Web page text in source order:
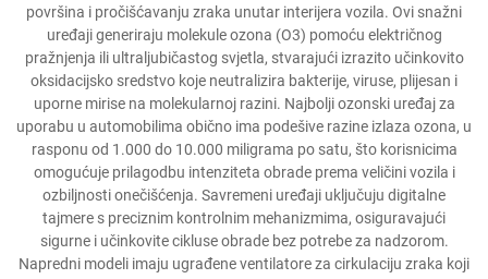
Slučajevi
Kontaktirajte Nas
površina i pročišćavanju zraka unutar interijera vozila. Ovi snažni
uređaji generiraju molekule ozona (O3) pomoću električnog
pražnjenja ili ultraljubičastog svjetla, stvarajući izrazito učinkovito
oksidacijsko sredstvo koje neutralizira bakterije, viruse, plijesan i
uporne mirise na molekularnoj razini. Najbolji ozonski uređaj za
uporabu u automobilima obično ima podešive razine izlaza ozona, u
rasponu od 1.000 do 10.000 miligrama po satu, što korisnicima
omogućuje prilagodbu intenziteta obrade prema veličini vozila i
ozbiljnosti onečišćenja. Savremeni uređaji uključuju digitalne
tajmere s preciznim kontrolnim mehanizmima, osiguravajući
sigurne i učinkovite cikluse obrade bez potrebe za nadzorom.
Napredni modeli imaju ugrađene ventilatore za cirkulaciju zraka koji